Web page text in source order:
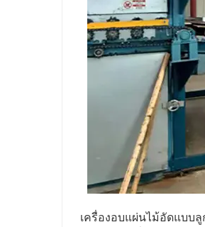
เครื่องอบแผ่นไม้อัดแบบ